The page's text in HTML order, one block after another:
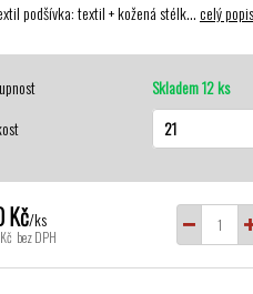
podšívka: textil + kožená stélk...celý popis
Skladem 12 ks
Kč/ks
bez DPH